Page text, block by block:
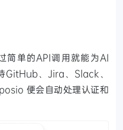
简单的API调用就能为AI
GitHub、Jira、Slack、
便会自动处理认证和